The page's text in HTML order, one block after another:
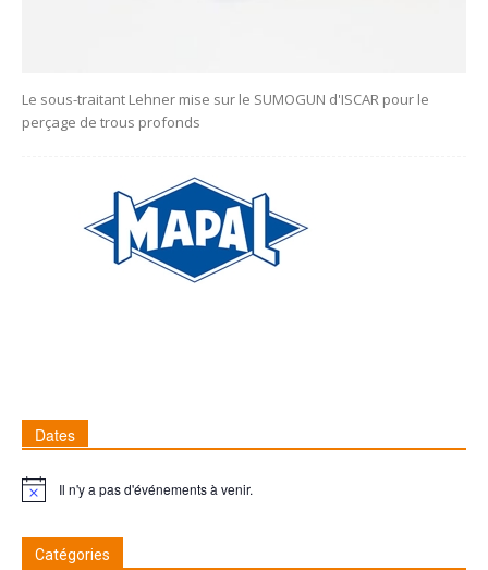
Le sous-traitant Lehner mise sur le SUMOGUN d'ISCAR pour le
perçage de trous profonds
Dates
RemarqueIl n'y a pas d'événements à venir.
Catégories